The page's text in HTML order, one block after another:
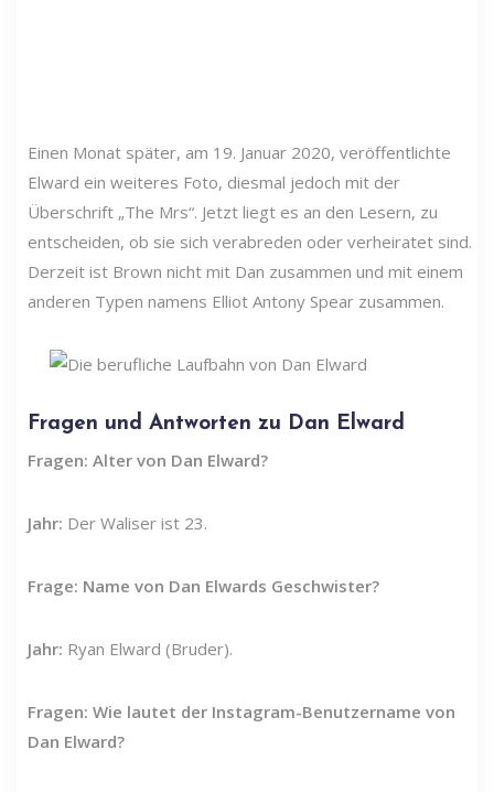
Einen Monat später, am 19. Januar 2020, veröffentlichte
Elward ein weiteres Foto, diesmal jedoch mit der
Überschrift „The Mrs“. Jetzt liegt es an den Lesern, zu
entscheiden, ob sie sich verabreden oder verheiratet sind.
Derzeit ist Brown nicht mit Dan zusammen und mit einem
anderen Typen namens Elliot Antony Spear zusammen.
Fragen und Antworten zu Dan Elward
Fragen: Alter von Dan Elward?
Jahr: Der Waliser ist 23.
Frage: Name von Dan Elwards Geschwister?
Jahr: Ryan Elward (Bruder).
Fragen: Wie lautet der Instagram-Benutzername von
Dan Elward?